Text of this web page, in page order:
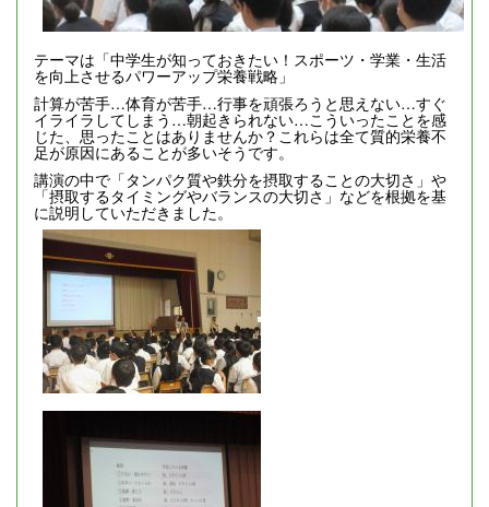
テーマは「中学生が知っておきたい！スポーツ・学業・生活
を向上させるパワーアップ栄養戦略」
計算が苦手…体育が苦手…行事を頑張ろうと思えない…すぐ
イライラしてしまう…朝起きられない…こういったことを感
じた、思ったことはありませんか？これらは全て質的栄養不
足が原因にあることが多いそうです。
講演の中で「タンパク質や鉄分を摂取することの大切さ」や
「摂取するタイミングやバランスの大切さ」などを根拠を基
に説明していただきました。